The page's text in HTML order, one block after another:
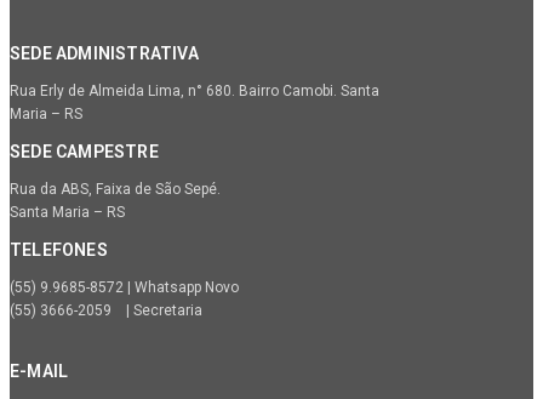
SEDE ADMINISTRATIVA
Rua Erly de Almeida Lima, n° 680. Bairro Camobi. Santa
Maria – RS
SEDE CAMPESTRE
Rua da ABS, Faixa de São Sepé.
Santa Maria – RS
TELEFONES
(55) 9.9685-8572 | Whatsapp Novo
(55) 3666-2059 | Secretaria
E-MAIL